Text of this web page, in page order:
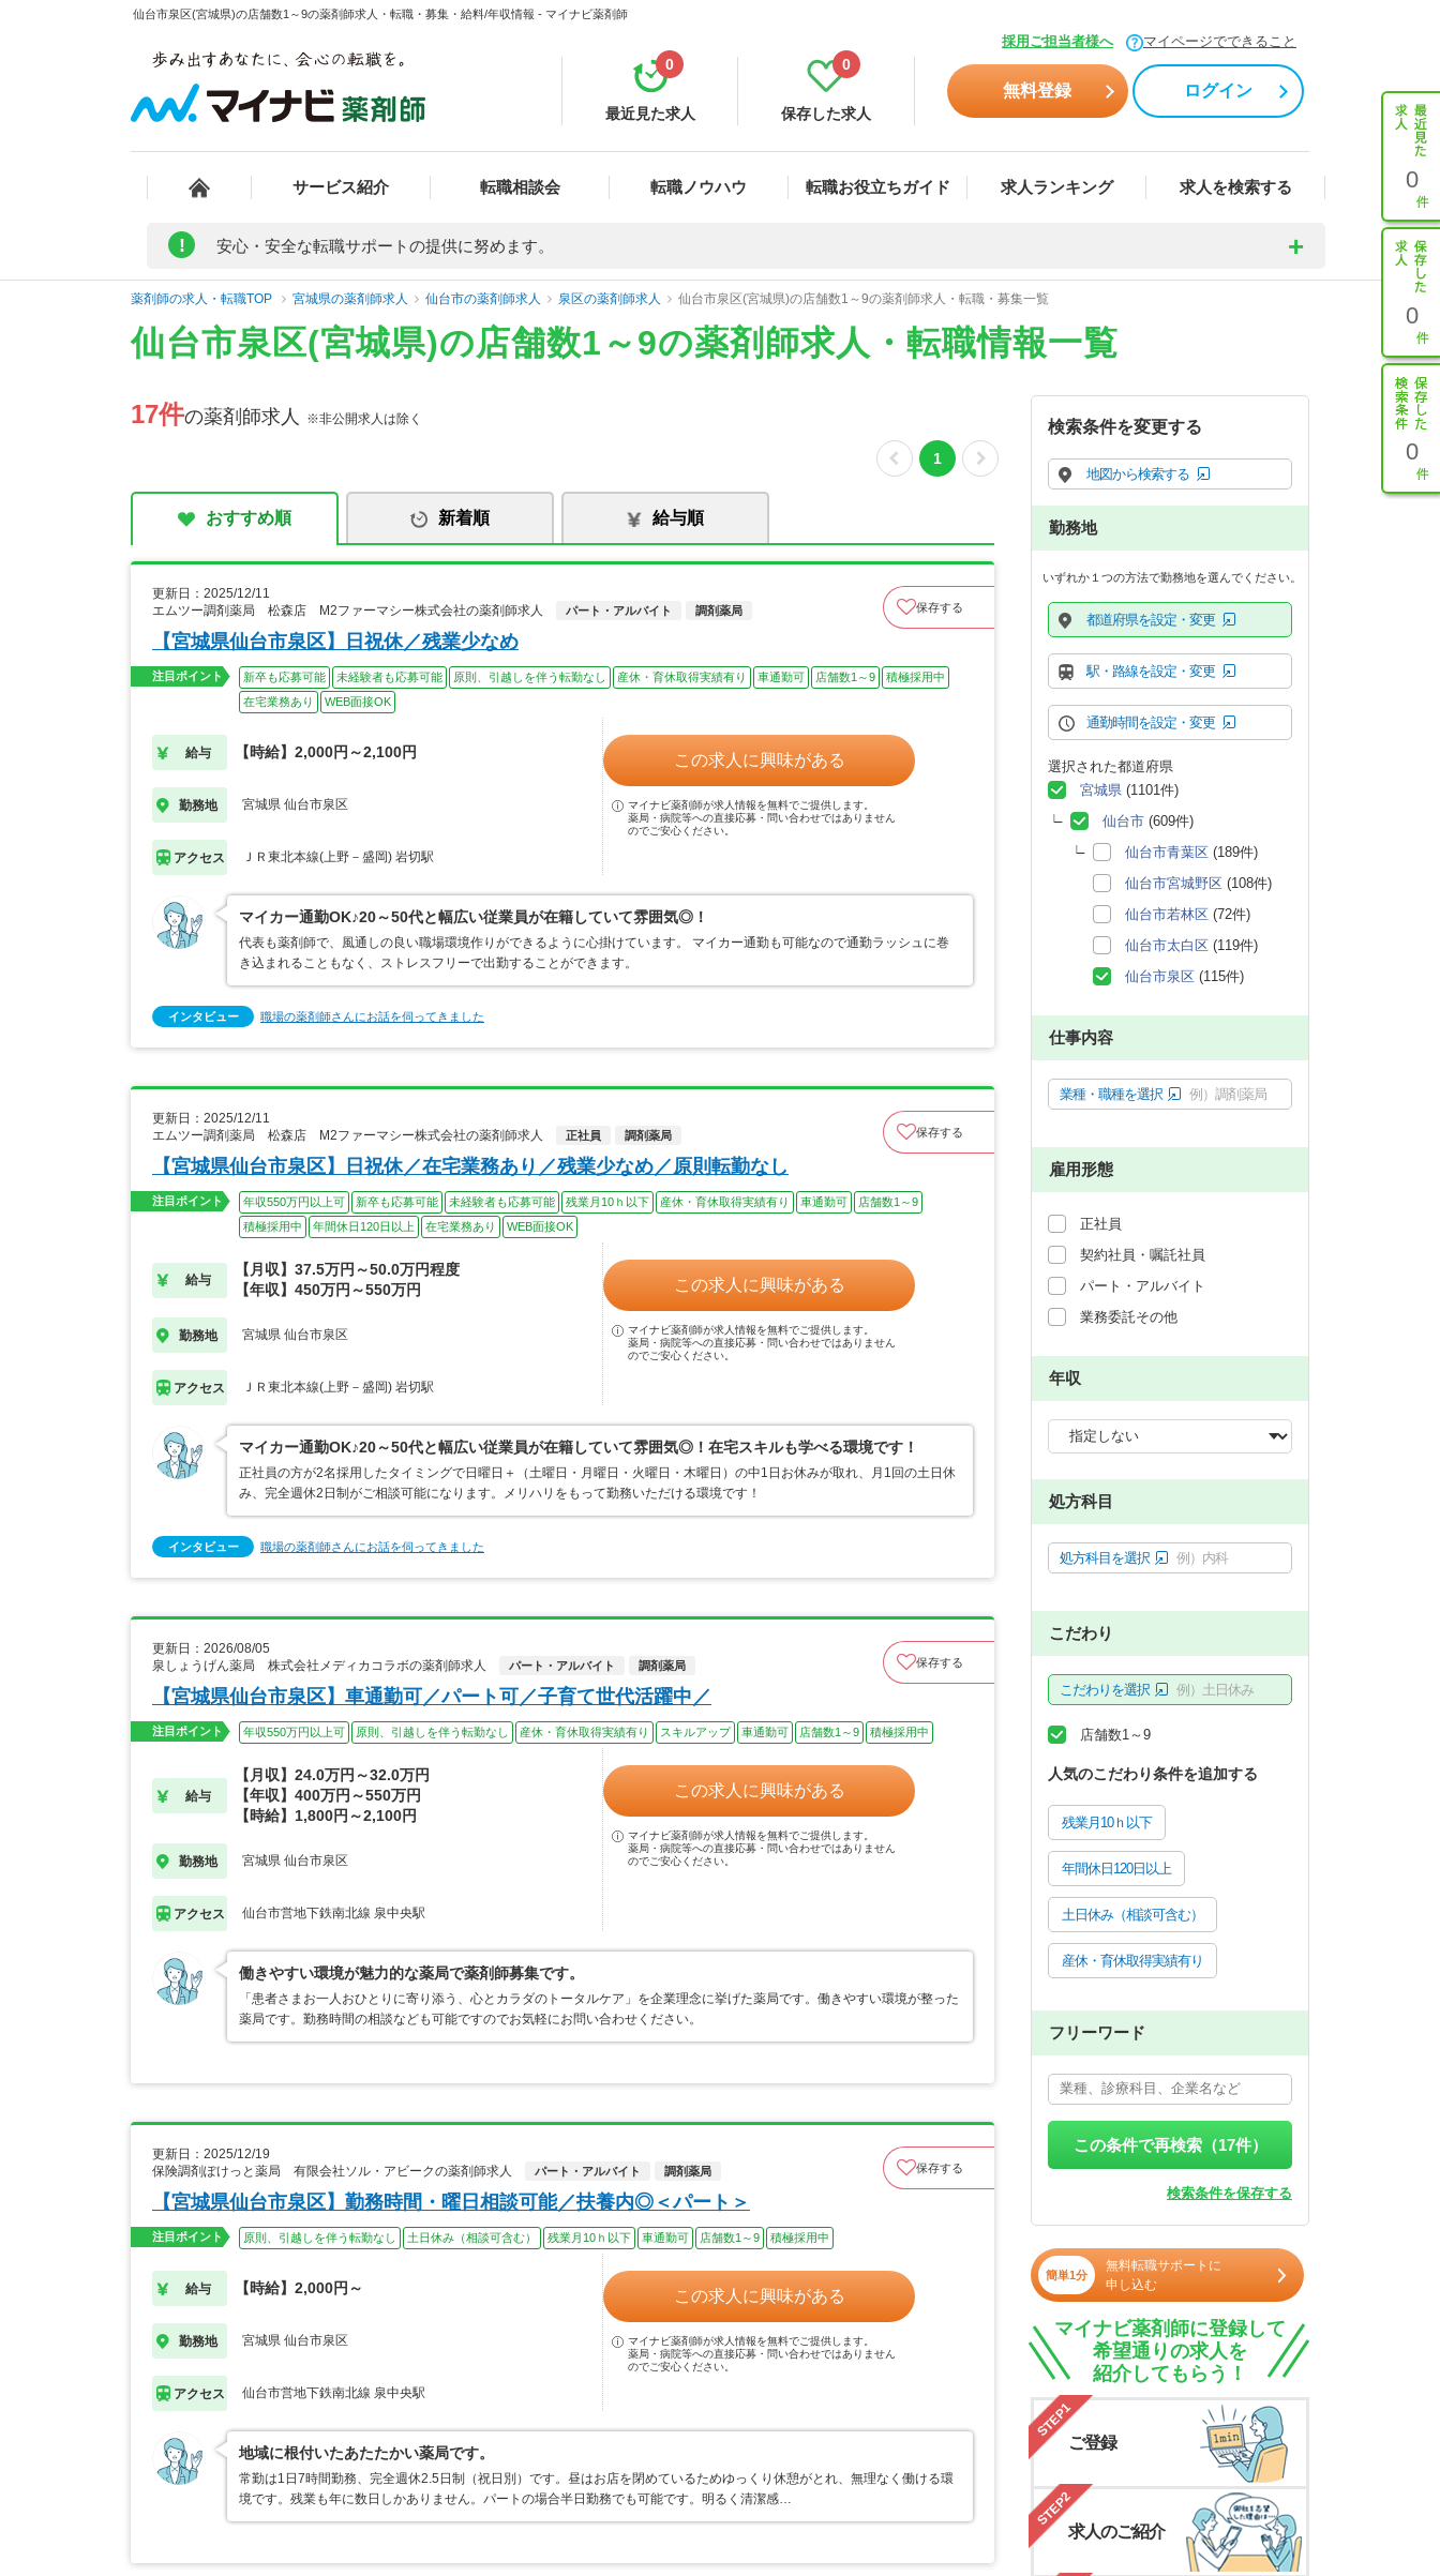
仙台市泉区(宮城県)の店舗数1～9の薬剤師求人・転職・募集・給料/年収情報 - マイナビ薬剤師
採用ご担当者様へ マイページでできること
最近見た求人
0
保存した求人
0
無料登録 ログイン
サービス紹介 転職相談会 転職ノウハウ 転職お役立ちガイド 求人ランキング 求人を検索する 0
0
0
! 安心・安全な転職サポートの提供に努めます。
薬剤師の求人・転職TOP 宮城県の薬剤師求人 仙台市の薬剤師求人 泉区の薬剤師求人 仙台市泉区(宮城県)の店舗数1～9の薬剤師求人・転職・募集一覧
仙台市泉区(宮城県)の店舗数1～9の薬剤師求人・転職情報一覧
17件の薬剤師求人 ※非公開求人は除く
1
おすすめ順 新着順 給与順
更新日：2025/12/11
エムツー調剤薬局 松森店 M2ファーマシー株式会社の薬剤師求人
パート・アルバイト 調剤薬局 保存する
【宮城県仙台市泉区】日祝休／残業少なめ
注目ポイント 新卒も応募可能 未経験者も応募可能 原則、引越しを伴う転勤なし 産休・育休取得実績有り 車通勤可 店舗数1～9
積極採用中
在宅業務あり
WEB面接OK
給与 【時給】2,000円～2,100円
勤務地 宮城県 仙台市泉区
アクセス ＪＲ東北本線(上野－盛岡) 岩切駅
この求人に興味がある
マイナビ薬剤師が求人情報を無料でご提供します。
薬局・病院等への直接応募・問い合わせではありません
のでご安心ください。
マイカー通勤OK♪20～50代と幅広い従業員が在籍していて雰囲気◎！
代表も薬剤師で、風通しの良い職場環境作りができるように心掛けています。 マイカー通勤も可能なので通勤ラッシュに巻
き込まれることもなく、ストレスフリーで出勤することができます。
インタビュー 職場の薬剤師さんにお話を伺ってきました
更新日：2025/12/11
エムツー調剤薬局 松森店 M2ファーマシー株式会社の薬剤師求人
正社員 調剤薬局 保存する
【宮城県仙台市泉区】日祝休／在宅業務あり／残業少なめ／原則転勤なし
注目ポイント 年収550万円以上可 新卒も応募可能 未経験者も応募可能 残業月10ｈ以下 産休・育休取得実績有り 車通勤可
店舗数1～9
積極採用中
年間休日120日以上 在宅業務あり WEB面接OK
給与
【月収】37.5万円～50.0万円程度
【年収】450万円～550万円
勤務地 宮城県 仙台市泉区
アクセス ＪＲ東北本線(上野－盛岡) 岩切駅
この求人に興味がある
マイナビ薬剤師が求人情報を無料でご提供します。
薬局・病院等への直接応募・問い合わせではありません
のでご安心ください。
マイカー通勤OK♪20～50代と幅広い従業員が在籍していて雰囲気◎！在宅スキルも学べる環境です！
正社員の方が2名採用したタイミングで日曜日＋（土曜日・月曜日・火曜日・木曜日）の中1日お休みが取れ、月1回の土日休
み、完全週休2日制がご相談可能になります。メリハリをもって勤務いただける環境です！
インタビュー 職場の薬剤師さんにお話を伺ってきました
更新日：2026/08/05
泉しょうげん薬局 株式会社メディカコラボの薬剤師求人
パート・アルバイト 調剤薬局 保存する
【宮城県仙台市泉区】車通勤可／パート可／子育て世代活躍中／
注目ポイント 年収550万円以上可 原則、引越しを伴う転勤なし 産休・育休取得実績有り スキルアップ 車通勤可 店舗数1～9 積極採用中
給与
【月収】24.0万円～32.0万円
【年収】400万円～550万円
【時給】1,800円～2,100円
勤務地 宮城県 仙台市泉区
アクセス 仙台市営地下鉄南北線 泉中央駅
この求人に興味がある
マイナビ薬剤師が求人情報を無料でご提供します。
薬局・病院等への直接応募・問い合わせではありません
のでご安心ください。
働きやすい環境が魅力的な薬局で薬剤師募集です。
「患者さまお一人おひとりに寄り添う、心とカラダのトータルケア」を企業理念に挙げた薬局です。働きやすい環境が整った
薬局です。勤務時間の相談なども可能ですのでお気軽にお問い合わせください。
更新日：2025/12/19
保険調剤ぽけっと薬局 有限会社ソル・アビークの薬剤師求人
パート・アルバイト 調剤薬局 保存する
【宮城県仙台市泉区】勤務時間・曜日相談可能／扶養内◎＜パート＞
注目ポイント 原則、引越しを伴う転勤なし 土日休み（相談可含む） 残業月10ｈ以下 車通勤可 店舗数1～9 積極採用中
給与 【時給】2,000円～
勤務地 宮城県 仙台市泉区
アクセス 仙台市営地下鉄南北線 泉中央駅
この求人に興味がある
マイナビ薬剤師が求人情報を無料でご提供します。
薬局・病院等への直接応募・問い合わせではありません
のでご安心ください。
地域に根付いたあたたかい薬局です。
常勤は1日7時間勤務、完全週休2.5日制（祝日別）です。昼はお店を閉めているためゆっくり休憩がとれ、無理なく働ける環
境です。残業も年に数日しかありません。パートの場合半日勤務でも可能です。明るく清潔感…
検索条件を変更する
地図から検索する
勤務地
いずれか１つの方法で勤務地を選んでください。
都道府県を設定・変更
駅・路線を設定・変更
通勤時間を設定・変更
選択された都道府県
宮城県 (1101件)
仙台市 (609件)
仙台市青葉区 (189件)
仙台市宮城野区 (108件)
仙台市若林区 (72件)
仙台市太白区 (119件)
仙台市泉区 (115件)
仕事内容
業種・職種を選択 例）調剤薬局
雇用形態
正社員
契約社員・嘱託社員
パート・アルバイト
業務委託その他
年収
処方科目
処方科目を選択 例）内科
こだわり
こだわりを選択 例）土日休み
店舗数1～9
人気のこだわり条件を追加する
残業月10ｈ以下
年間休日120日以上
土日休み（相談可含む）
産休・育休取得実績有り
フリーワード
この条件で再検索（17件）
検索条件を保存する
簡単1分
無料転職サポートに
申し込む
マイナビ薬剤師に登録して
希望通りの求人を
紹介してもらう！
STEP1
ご登録
STEP2
求人のご紹介